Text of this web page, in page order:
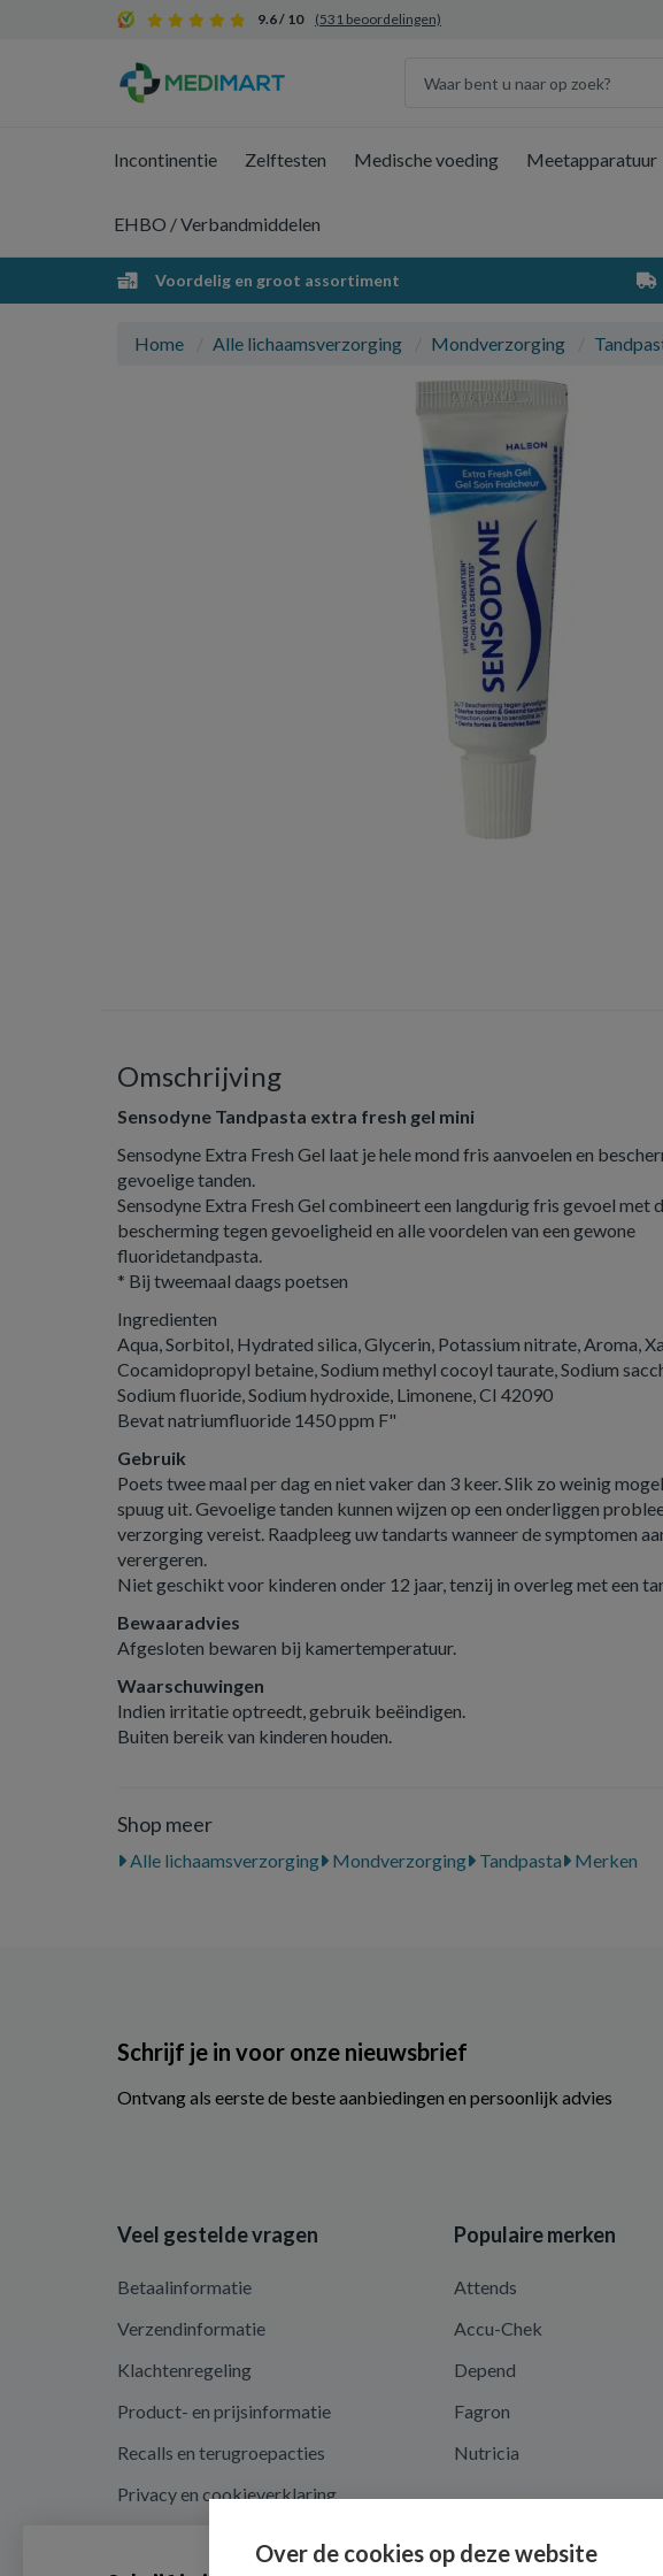
9.6 / 10 (531 beoordelingen)
Incontinentie Zelftesten Medische voeding Meetapparatuur
EHBO / Verbandmiddelen
Voordelig en groot assortiment
Home Alle lichaamsverzorging Mondverzorging
Omschrijving
Sensodyne Tandpasta extra fresh gel mini
Sensodyne Extra Fresh Gel laat je hele mond fris aanvoelen en
gevoelige tanden.
Sensodyne Extra Fresh Gel combineert een langdurig fris gevoel met
bescherming tegen gevoeligheid en alle voordelen van een gewone
fluoridetandpasta.
* Bij tweemaal daags poetsen
Ingredienten
Aqua, Sorbitol, Hydrated silica, Glycerin, Potassium nitrate, Aroma,
Cocamidopropyl betaine, Sodium methyl cocoyl taurate, Sodium
Sodium fluoride, Sodium hydroxide, Limonene, CI 42090
Bevat natriumfluoride 1450 ppm F"
Gebruik
Poets twee maal per dag en niet vaker dan 3 keer. Slik zo weinig
spuug uit. Gevoelige tanden kunnen wijzen op een onderliggen
verzorging vereist. Raadpleeg uw tandarts wanneer de symptomen
verergeren.
Niet geschikt voor kinderen onder 12 jaar, tenzij in overleg met een
Bewaaradvies
Afgesloten bewaren bij kamertemperatuur.
Waarschuwingen
Indien irritatie optreedt, gebruik beëindigen.
Buiten bereik van kinderen houden.
Shop meer
Alle lichaamsverzorging Mondverzorging Tandpasta Merken
Schrijf je in voor onze nieuwsbrief
Ontvang als eerste de beste aanbiedingen en persoonlijk advies
Veel gestelde vragen
Betaalinformatie
Verzendinformatie
Klachtenregeling
Product- en prijsinformatie
Recalls en terugroepacties
Privacy en cookieverklaring
Populaire merken
Attends
Accu-Chek
Depend
Fagron
Nutricia
Over de cookies op deze website